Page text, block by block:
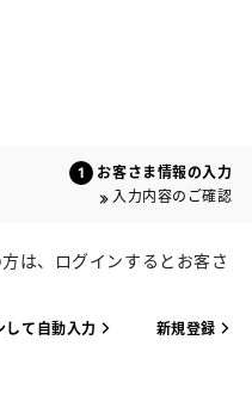
お客さま情報の入力
入力内容のご確認
は、ログインするとお客さ
して自動入力 新規登録